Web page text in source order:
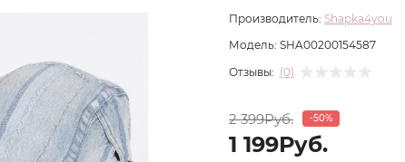
Производитель: Shapka4you
Модель: SHA00200154587
Отзывы: (0)
2 399Руб. -50%
1 199Руб.